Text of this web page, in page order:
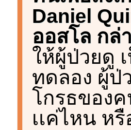
Daniel
ออสโล กล่
ให้ผู้ป่วยดู
ทดลอง ผู้ป่
โกรธของ
เเค่ไหน ห